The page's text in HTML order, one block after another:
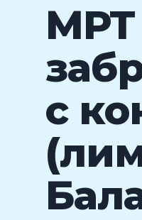
МРТ
с